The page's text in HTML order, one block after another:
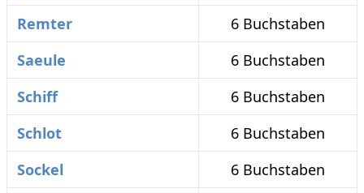
Remter
6 Buchstaben
Saeule
6 Buchstaben
Schiff
6 Buchstaben
Schlot
6 Buchstaben
Sockel
6 Buchstaben